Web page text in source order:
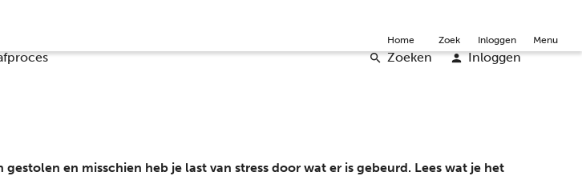
Zoeken Inloggen
Home Zoek Inloggen Menu
en misschien heb je last van stress door wat er is gebeurd. Lees wat je het